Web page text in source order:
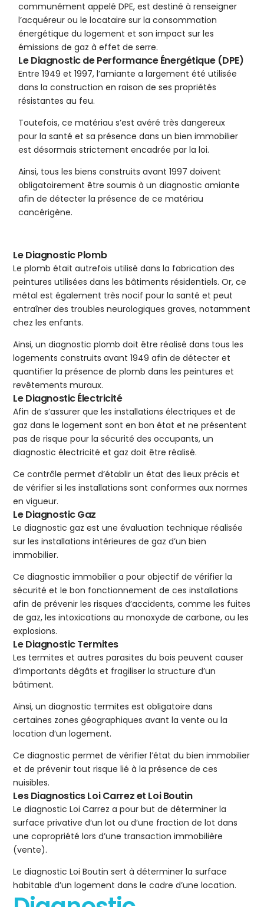
communément appelé DPE, est destiné à renseigner
l’acquéreur ou le locataire sur la consommation
énergétique du logement et son impact sur les
émissions de gaz à effet de serre.
Le Diagnostic de Performance Énergétique (DPE)
Entre 1949 et 1997, l’amiante a largement été utilisée
dans la construction en raison de ses propriétés
résistantes au feu.
Toutefois, ce matériau s’est avéré très dangereux
pour la santé et sa présence dans un bien immobilier
est désormais strictement encadrée par la loi.
Ainsi, tous les biens construits avant 1997 doivent
obligatoirement être soumis à un diagnostic amiante
afin de détecter la présence de ce matériau
cancérigène.
Le Diagnostic Plomb
Le plomb était autrefois utilisé dans la fabrication des
peintures utilisées dans les bâtiments résidentiels. Or, ce
métal est également très nocif pour la santé et peut
entraîner des troubles neurologiques graves, notamment
chez les enfants.
Ainsi, un diagnostic plomb doit être réalisé dans tous les
logements construits avant 1949 afin de détecter et
quantifier la présence de plomb dans les peintures et
revêtements muraux.
Le Diagnostic Électricité
Afin de s’assurer que les installations électriques et de
gaz dans le logement sont en bon état et ne présentent
pas de risque pour la sécurité des occupants, un
diagnostic électricité et gaz doit être réalisé.
Ce contrôle permet d’établir un état des lieux précis et
de vérifier si les installations sont conformes aux normes
en vigueur.
Le Diagnostic Gaz
Le diagnostic gaz est une évaluation technique réalisée
sur les installations intérieures de gaz d’un bien
immobilier.
Ce diagnostic immobilier a pour objectif de vérifier la
sécurité et le bon fonctionnement de ces installations
afin de prévenir les risques d’accidents, comme les fuites
de gaz, les intoxications au monoxyde de carbone, ou les
explosions.
Le Diagnostic Termites
Les termites et autres parasites du bois peuvent causer
d’importants dégâts et fragiliser la structure d’un
bâtiment.
Ainsi, un diagnostic termites est obligatoire dans
certaines zones géographiques avant la vente ou la
location d’un logement.
Ce diagnostic permet de vérifier l’état du bien immobilier
et de prévenir tout risque lié à la présence de ces
nuisibles.
Les Diagnostics Loi Carrez et Loi Boutin
Le diagnostic Loi Carrez a pour but de déterminer la
surface privative d’un lot ou d’une fraction de lot dans
une copropriété lors d’une transaction immobilière
(vente).
Le diagnostic Loi Boutin sert à déterminer la surface
habitable d’un logement dans le cadre d’une location.